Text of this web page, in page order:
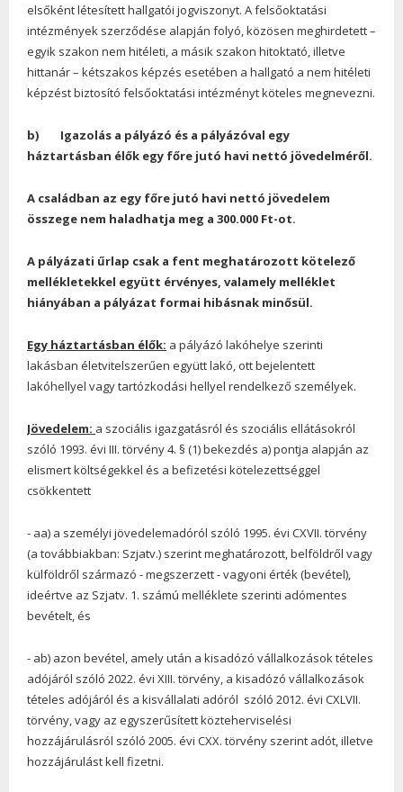
elsőként létesített hallgatói jogviszonyt. A felsőoktatási
intézmények szerződése alapján folyó, közösen meghirdetett –
egyik szakon nem hitéleti, a másik szakon hitoktató, illetve
hittanár – kétszakos képzés esetében a hallgató a nem hitéleti
képzést biztosító felsőoktatási intézményt köteles megnevezni.
b) Igazolás a pályázó és a pályázóval egy
háztartásban élők egy főre jutó havi nettó jövedelméről.
A családban az egy főre jutó havi nettó jövedelem
összege nem haladhatja meg a 300.000 Ft-ot.
A pályázati űrlap csak a fent meghatározott kötelező
mellékletekkel együtt érvényes, valamely melléklet
hiányában a pályázat formai hibásnak minősül.
Egy háztartásban élők: a pályázó lakóhelye szerinti
lakásban életvitelszerűen együtt lakó, ott bejelentett
lakóhellyel vagy tartózkodási hellyel rendelkező személyek.
Jövedelem: a szociális igazgatásról és szociális ellátásokról
szóló 1993. évi III. törvény 4. § (1) bekezdés a) pontja alapján az
elismert költségekkel és a befizetési kötelezettséggel
csökkentett
- aa) a személyi jövedelemadóról szóló 1995. évi CXVII. törvény
(a továbbiakban: Szjatv.) szerint meghatározott, belföldről vagy
külföldről származó - megszerzett - vagyoni érték (bevétel),
ideértve az Szjatv. 1. számú melléklete szerinti adómentes
bevételt, és
- ab) azon bevétel, amely után a kisadózó vállalkozások tételes
adójáról szóló 2022. évi XIII. törvény, a kisadózó vállalkozások
tételes adójáról és a kisvállalati adóról szóló 2012. évi CXLVII.
törvény, vagy az egyszerűsített közteherviselési
hozzájárulásról szóló 2005. évi CXX. törvény szerint adót, illetve
hozzájárulást kell fizetni.